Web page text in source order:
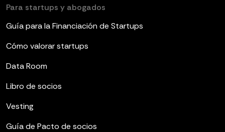
Para startups y abogados
Guía para la Financiación de Startups
Cómo valorar startups
Data Room
Libro de socios
Vesting
Guía de Pacto de socios